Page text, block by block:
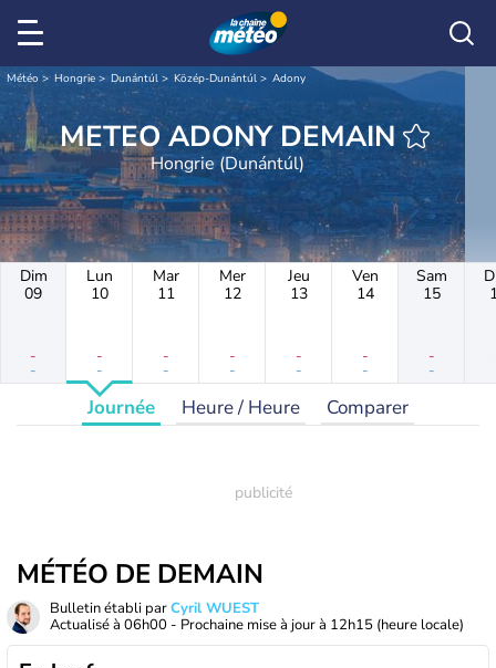
Météo Hongrie Dunántúl Közép-Dunántúl Adony
METEO ADONY DEMAIN
Hongrie (Dunántúl)
Dim
09
-
-
Lun
10
-
-
Mar
11
-
-
Mer
12
-
-
Jeu
13
-
-
Ven
14
-
-
Sam
15
-
-
Journée Heure / Heure Comparer
MÉTÉO DE DEMAIN
Bulletin établi parCyril WUEST
Actualisé à 06h00 - Prochaine mise à jour à 12h15 (heure locale)